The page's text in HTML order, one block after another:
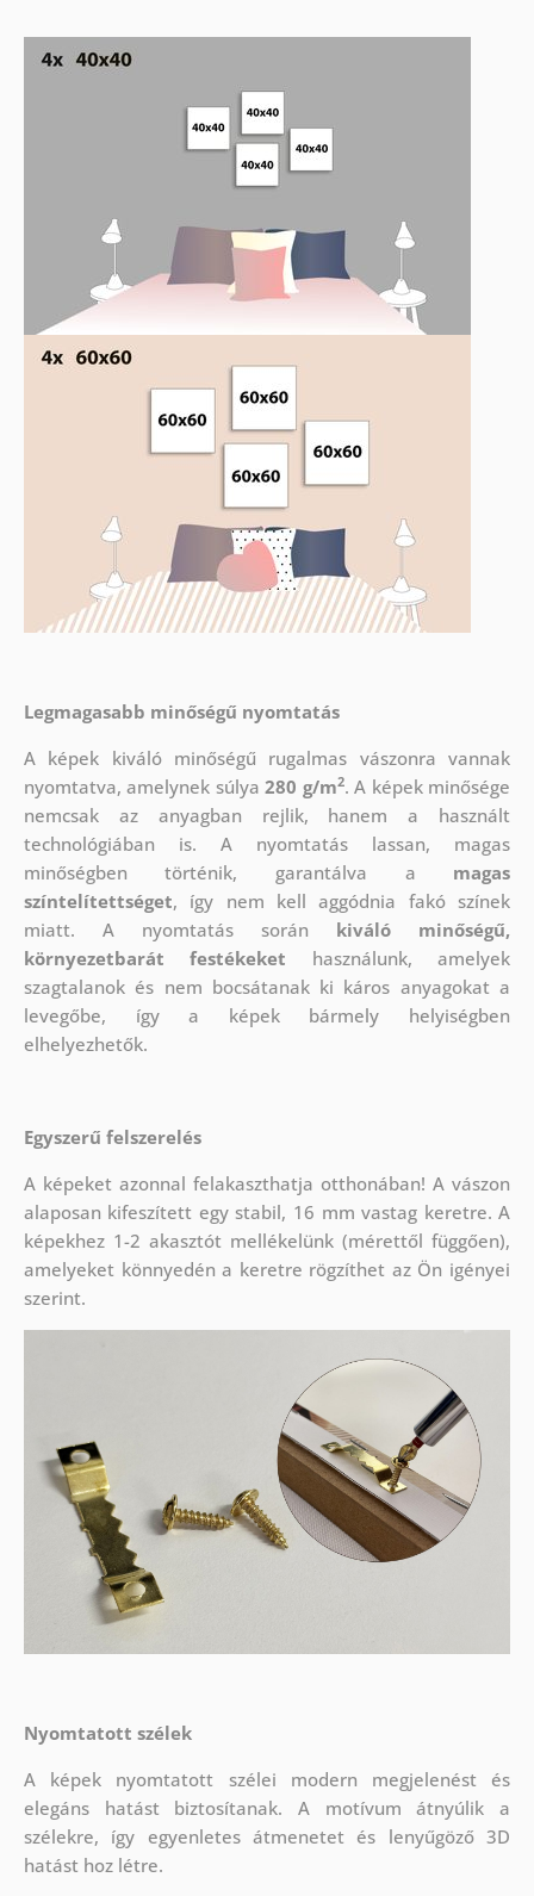
Legmagasabb minőségű nyomtatás
A képek kiváló minőségű rugalmas vászonra vannak
nyomtatva, amelynek súlya280 g/m2. A képek minősége
nemcsak az anyagban rejlik, hanem a használt
technológiában is. A nyomtatás lassan, magas
minőségben történik, garantálva a magas
színtelítettséget, így nem kell aggódnia fakó színek
miatt. A nyomtatás során kiváló minőségű,
környezetbarát festékeket használunk, amelyek
szagtalanok és nem bocsátanak ki káros anyagokat a
levegőbe, így a képek bármely helyiségben
elhelyezhetők.
Egyszerű felszerelés
A képeket azonnal felakaszthatja otthonában! A vászon
alaposan kifeszített egy stabil, 16 mm vastag keretre. A
képekhez 1-2 akasztót mellékelünk (mérettől függően),
amelyeket könnyedén a keretre rögzíthet az Ön igényei
szerint.
Nyomtatott szélek
A képek nyomtatott szélei modern megjelenést és
elegáns hatást biztosítanak. A motívum átnyúlik a
szélekre, így egyenletes átmenetet és lenyűgöző 3D
hatást hoz létre.